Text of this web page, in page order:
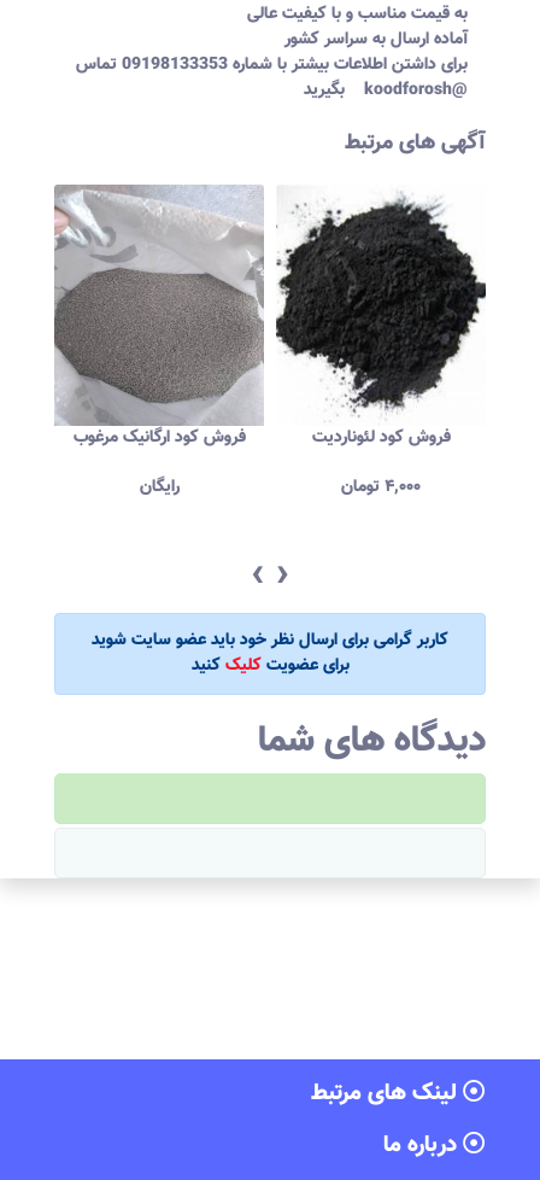
به قیمت مناسب و با کیفیت عالی
آماده ارسال به سراسر کشور
برای داشتن اطلاعات بیشتر با شماره 09198133353 تماس
بگیرید koodforosh@
آگهی های مرتبط
فروش کود لئوناردیت
۴,۰۰۰تومان
کود گرانوله و چالکود
۱۱۱تومان
‹ ›
کاربر گرامی برای ارسال نظر خود باید عضو سایت شوید
برای عضویتکلیککنید
دیدگاه های شما
لینک های مرتبط
درباره ما